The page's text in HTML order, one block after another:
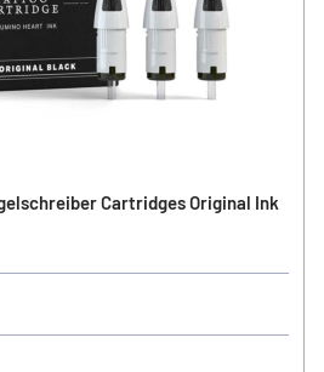
Cartridges Original Ink